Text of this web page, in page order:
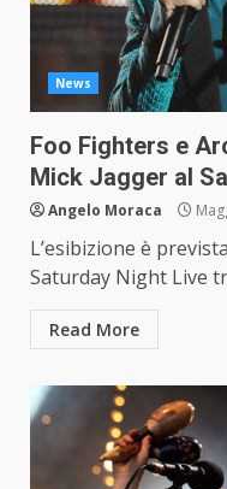
News
Foo Fighters e
Mick Jagger al
Angelo Moraca
L’esibizione è
Saturday Night Live
Read More